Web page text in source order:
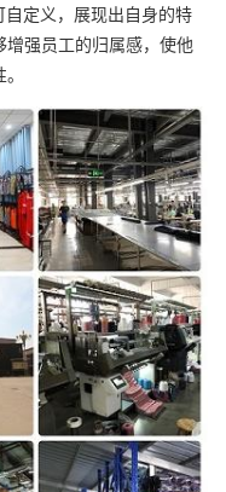
定义，展现出自身的特
强员工的归属感，使他